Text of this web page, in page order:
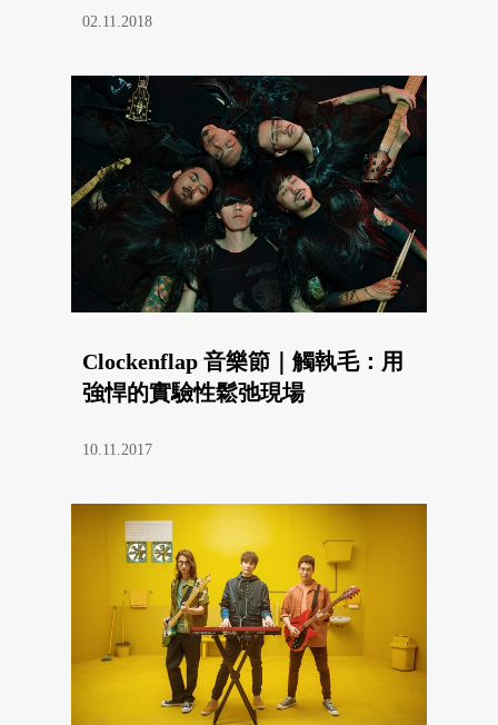
02.11.2018
Clockenflap 音樂節｜觸執毛：用
強悍的實驗性鬆弛現場
10.11.2017